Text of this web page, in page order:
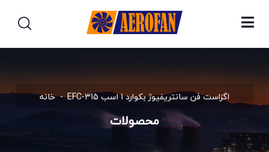
خانه اگزاست فن سانتریفیوژ بکوارد 1 اسب EFC-315
محصولات